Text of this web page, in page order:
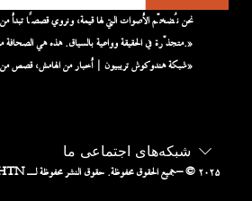
شبکه‌های اجتماعی ما
– © ۲۰۲۵جميع الحقوق محفوظة. حقوق النشر محفوظة لـ HTN العربية.
متجذّرة في الحقيقة وواعية بالسياق. هذه هي الصحافة من الهوامش.»
«شبكة هندوكوش تريبيون | أخبار من الهامش، قصص من المنبع»